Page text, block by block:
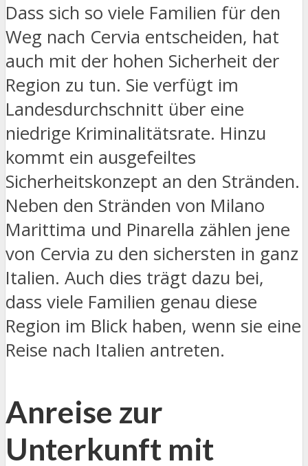
Dass sich so viele Familien für den
Weg nach Cervia entscheiden, hat
auch mit der hohen Sicherheit der
Region zu tun. Sie verfügt im
Landesdurchschnitt über eine
niedrige Kriminalitätsrate. Hinzu
kommt ein ausgefeiltes
Sicherheitskonzept an den Stränden.
Neben den Stränden von Milano
Marittima und Pinarella zählen jene
von Cervia zu den sichersten in ganz
Italien. Auch dies trägt dazu bei,
dass viele Familien genau diese
Region im Blick haben, wenn sie eine
Reise nach Italien antreten.
Anreise zur
Unterkunft mit